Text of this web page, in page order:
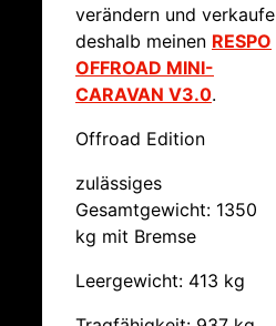
verändern und verkaufe
deshalb meinen RESPO
OFFROAD MINI-
CARAVAN V3.0.
Offroad Edition
zulässiges
Gesamtgewicht: 1350
kg mit Bremse
Leergewicht: 413 kg